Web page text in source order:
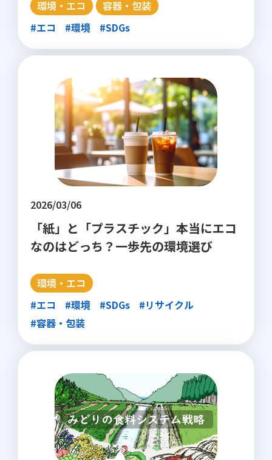
環境・エコ
容器・包装
#エコ
#環境 #SDGs
2026/03/06
「紙」と「プラスチック」本当にエコ
なのはどっち？一歩先の環境選び
環境・エコ
#エコ
#環境 #SDGs
#リサイクル
#容器・包装